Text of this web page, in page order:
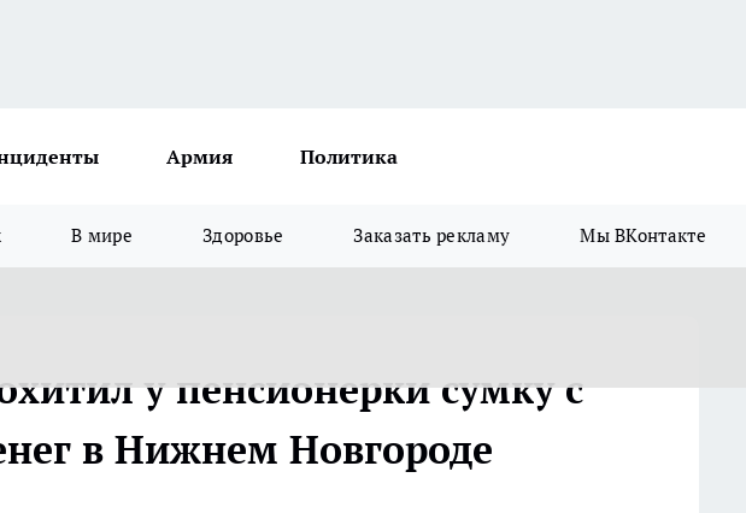
Армия Политика
В мире Здоровье Заказать рекламу Мы ВКонтакте
у пенсионерки сумку с
в Нижнем Новгороде